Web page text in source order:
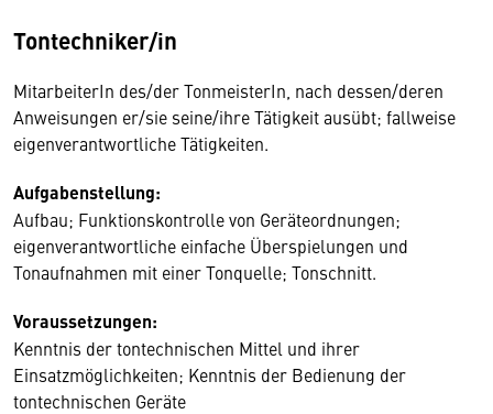
Tontechniker/in
MitarbeiterIn des/der TonmeisterIn, nach dessen/deren
Anweisungen er/sie seine/ihre Tätigkeit ausübt; fallweise
eigenverantwortliche Tätigkeiten.
Aufgabenstellung:
Aufbau; Funktionskontrolle von Geräteordnungen;
eigenverantwortliche einfache Überspielungen und
Tonaufnahmen mit einer Tonquelle; Tonschnitt.
Voraussetzungen:
Kenntnis der tontechnischen Mittel und ihrer
Einsatzmöglichkeiten; Kenntnis der Bedienung der
tontechnischen Geräte